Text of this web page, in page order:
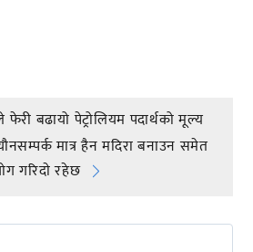
बढायो पेट्रोलियम पदार्थको मूल्य
मात्र हैन मदिरा बनाउन समेत
गरिदाे रहेछ